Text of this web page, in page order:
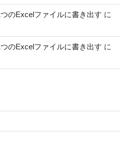
のExcelファイルに書き出す に
のExcelファイルに書き出す に